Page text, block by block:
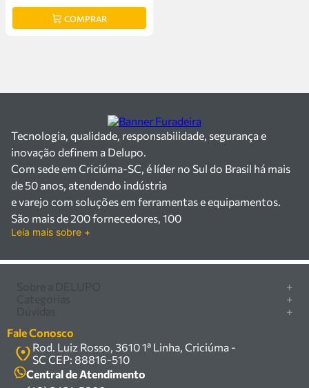
COMPRAR
Tecnologia, qualidade, responsabilidade, segurança e
inovação definem a Delupo.
Com sede em Criciúma-SC, é líder no Sul do Brasil há mais
de 50 anos, atendendo indústria
e varejo com soluções em ferramentas e equipamentos.
São mais de 200 fornecedores, 100
mil itens à pronta entrega e uma equipe qualificada em
Há mais de 50 anos no mercado, a Delupo é referência em
setores industrial e varejista com um amplo portfólio de
produtos à pronta entrega.
Trabalhamos com mais de 200 fornecedores parceiros e
um estoque com mais de
Leia mais sobre +
+
Marcas
Política de privacidade
Política de entrega
+
Serra circular
Compressor
Caixa Organizadora
+
Como comprar
Central de ajuda
Troca, devolução e garantia
Fale Conosco
Rod. Luiz Rosso, 3610 1ª Linha, Criciúma -
SC CEP: 88816-510
Central de Atendimento